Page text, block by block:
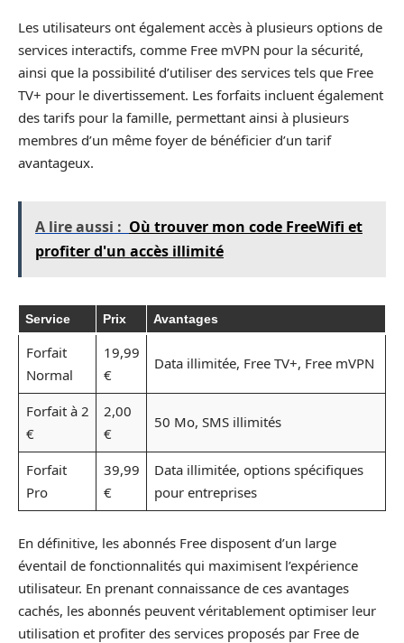
Les utilisateurs ont également accès à plusieurs options de
services interactifs, comme Free mVPN pour la sécurité,
ainsi que la possibilité d’utiliser des services tels que Free
TV+ pour le divertissement. Les forfaits incluent également
des tarifs pour la famille, permettant ainsi à plusieurs
membres d’un même foyer de bénéficier d’un tarif
avantageux.
A lire aussi : Où trouver mon code FreeWifi et
profiter d'un accès illimité
Service Prix Avantages
Forfait
Normal
19,99
€
Data illimitée, Free TV+, Free mVPN
Forfait à 2
€
2,00
€
50 Mo, SMS illimités
Forfait
Pro
39,99
€
Data illimitée, options spécifiques
pour entreprises
En définitive, les abonnés Free disposent d’un large
éventail de fonctionnalités qui maximisent l’expérience
utilisateur. En prenant connaissance de ces avantages
cachés, les abonnés peuvent véritablement optimiser leur
utilisation et profiter des services proposés par Free de